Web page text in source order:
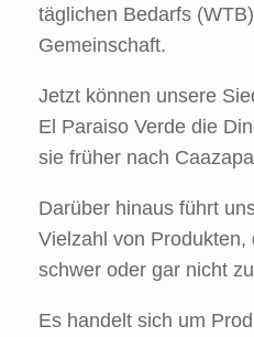
täglichen Bedarfs
Gemeinschaft.
Jetzt können unsere
El Paraiso Verde die
sie früher nach
Darüber hinaus führt
Vielzahl von Produkten,
schwer oder gar nicht
Es handelt sich um